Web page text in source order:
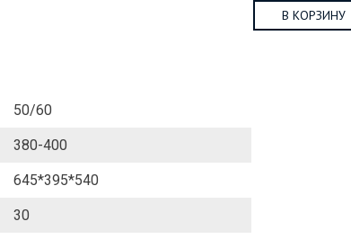
В КОРЗИНУ
50/60
380-400
645*395*540
30